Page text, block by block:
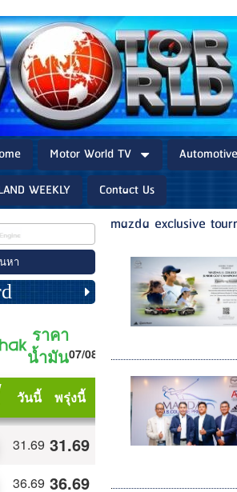
Motor World TV
WEEKLY
Contact Us
mazda exclusive